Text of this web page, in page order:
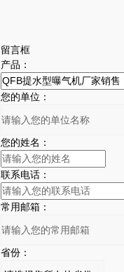
留言框
产品：
您的单位：
您的姓名：
联系电话：
常用邮箱：
省份：